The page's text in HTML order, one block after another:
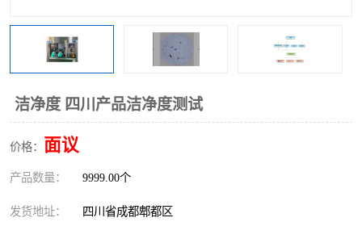
洁净度 四川产品洁净度测试
价格： 面议
产品数量： 9999.00个
发货地址： 四川省成都郫都区